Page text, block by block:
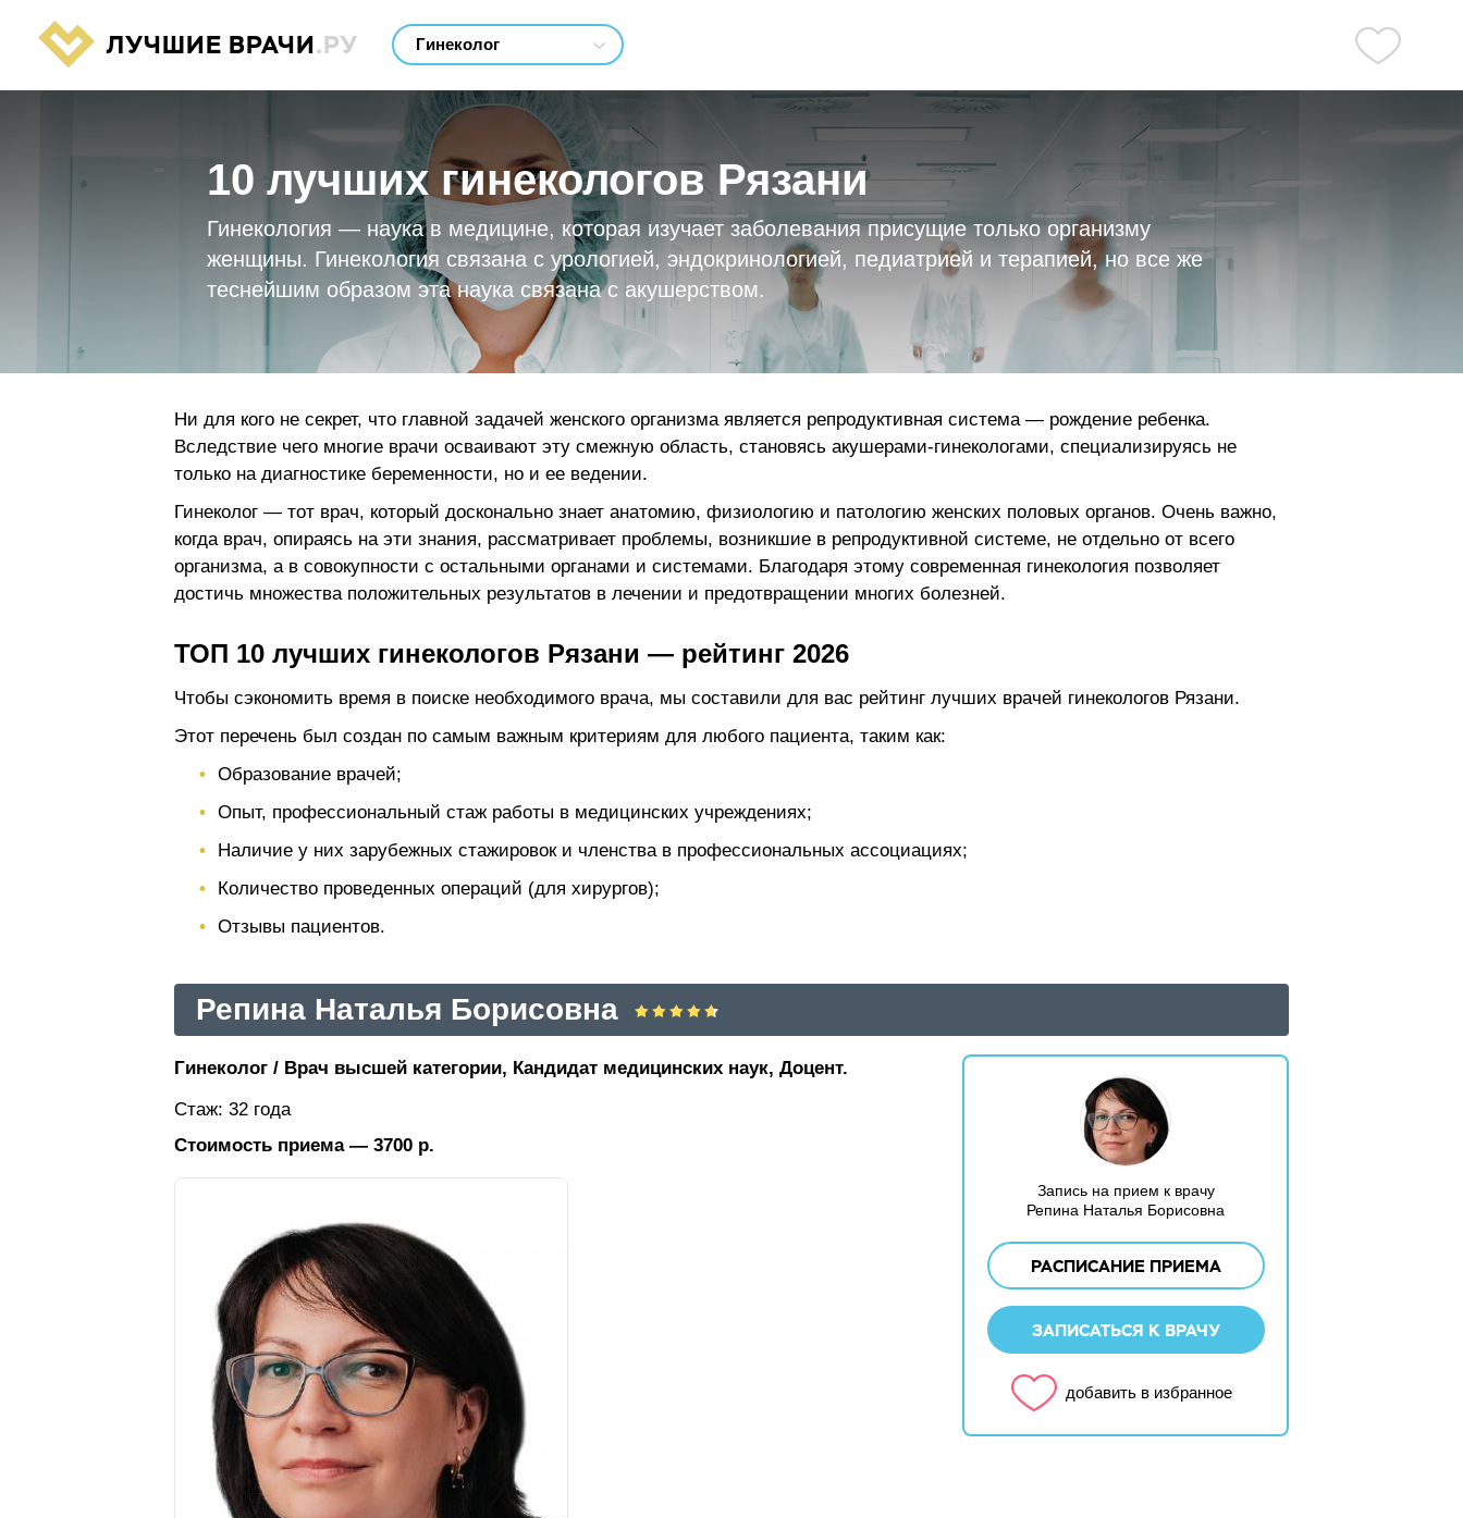
ЛУЧШИЕ ВРАЧИ.РУ
10 лучших гинекологов Рязани
Гинекология — наука в медицине, которая изучает заболевания присущие только организму
женщины. Гинекология связана с урологией, эндокринологией, педиатрией и терапией, но все же
теснейшим образом эта наука связана с акушерством.
Ни для кого не секрет, что главной задачей женского организма является репродуктивная система — рождение ребенка.
Вследствие чего многие врачи осваивают эту смежную область, становясь акушерами-гинекологами, специализируясь не
только на диагностике беременности, но и ее ведении.
Гинеколог — тот врач, который досконально знает анатомию, физиологию и патологию женских половых органов. Очень важно,
когда врач, опираясь на эти знания, рассматривает проблемы, возникшие в репродуктивной системе, не отдельно от всего
организма, а в совокупности с остальными органами и системами. Благодаря этому современная гинекология позволяет
достичь множества положительных результатов в лечении и предотвращении многих болезней.
ТОП 10 лучших гинекологов Рязани — рейтинг 2026
Чтобы сэкономить время в поиске необходимого врача, мы составили для вас рейтинг лучших врачей гинекологов Рязани.
Этот перечень был создан по самым важным критериям для любого пациента, таким как:
Образование врачей;
Опыт, профессиональный стаж работы в медицинских учреждениях;
Наличие у них зарубежных стажировок и членства в профессиональных ассоциациях;
Количество проведенных операций (для хирургов);
Отзывы пациентов.
Репина Наталья Борисовна
Гинеколог / Врач высшей категории, Кандидат медицинских наук, Доцент.
Стаж: 32 года
Стоимость приема — 3700 р.
Запись на прием к врачу
Репина Наталья Борисовна
РАСПИСАНИЕ ПРИЕМА
ЗАПИСАТЬСЯ К ВРАЧУ
добавить в избранное